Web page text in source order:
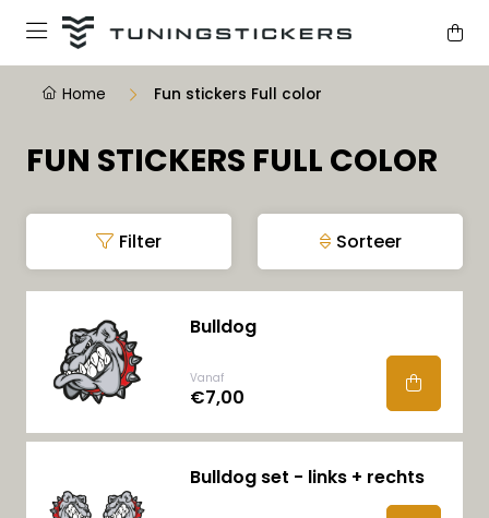
Home Fun stickers Full color
FUN STICKERS FULL COLOR
Filter Sorteer
Bulldog
Vanaf
€7,00
Bulldog set - links + rechts